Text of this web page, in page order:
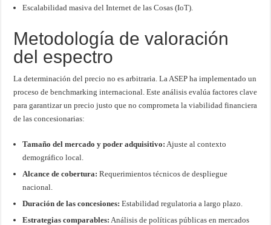
Escalabilidad masiva del Internet de las Cosas (IoT).
Metodología de valoración
del espectro
La determinación del precio no es arbitraria. La ASEP ha implementado un
proceso de benchmarking internacional. Este análisis evalúa factores clave
para garantizar un precio justo que no comprometa la viabilidad financiera
de las concesionarias:
Tamaño del mercado y poder adquisitivo: Ajuste al contexto
demográfico local.
Alcance de cobertura: Requerimientos técnicos de despliegue
nacional.
Duración de las concesiones: Estabilidad regulatoria a largo plazo.
Estrategias comparables: Análisis de políticas públicas en mercados